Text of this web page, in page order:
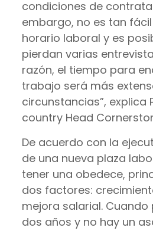
condiciones de
embargo, no es tan
horario laboral y es
pierdan varias
razón, el tiempo para
trabajo será más
circunstancias”, explica
country Head
De acuerdo con la
de una nueva plaza
tener una obedece,
dos factores:
mejora salarial.
dos años y no hay un